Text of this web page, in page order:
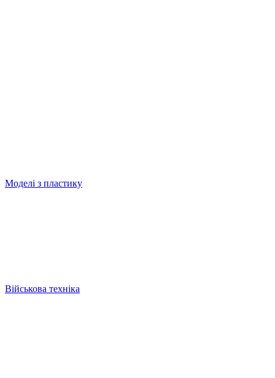
Моделі з пластику
Військова техніка